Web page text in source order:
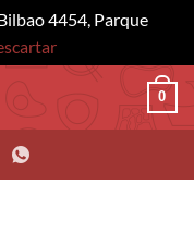
4454, Parque
0